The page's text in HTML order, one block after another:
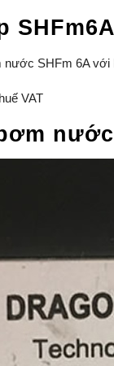
SHFm6A
SHFm 6A với
VAT
nước